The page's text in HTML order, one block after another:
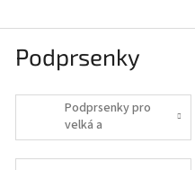
Podprsenky
Podprsenky pro
velká a
nadměrná prsa